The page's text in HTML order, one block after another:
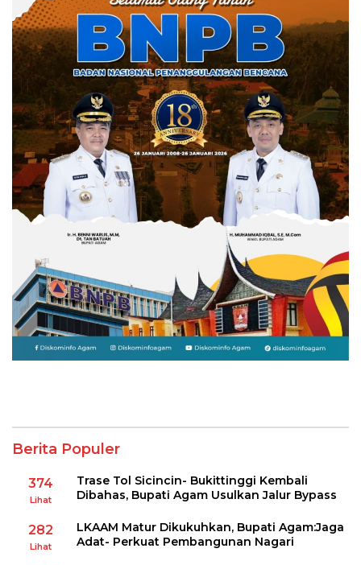
Berita Populer
374
Lihat
Trase Tol Sicincin- Bukittinggi Kembali
Dibahas, Bupati Agam Usulkan Jalur Bypass
282
Lihat
LKAAM Matur Dikukuhkan, Bupati Agam:Jaga
Adat- Perkuat Pembangunan Nagari